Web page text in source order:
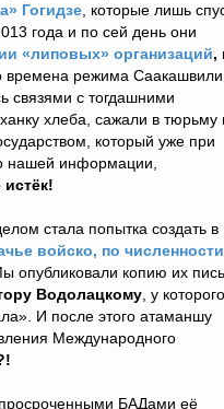
Гогидзе , которые лишь
года и по сей день они
«липовых» организаций,
времена режима Саакашвили,
связями с тогдашними
хлеба, сажали в тюрьму
который уже при
нашей информации,
стала попытка создать в
войско, по численности
опубликовали копию их
Водолацкому , у которого
И после этого атаманшу
Международного
БАДами её